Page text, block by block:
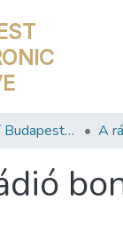
A jövő emlékei / Budapest ma A